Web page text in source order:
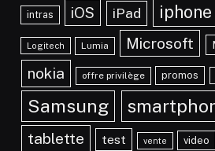
intras iOS iPad iphone
Logitech Lumia Microsoft
nokia offre privilège promos
Samsung
tablette test vente video